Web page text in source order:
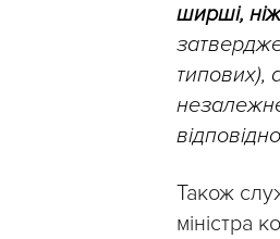
ширші,
типових),
незалежне
Також
міністра